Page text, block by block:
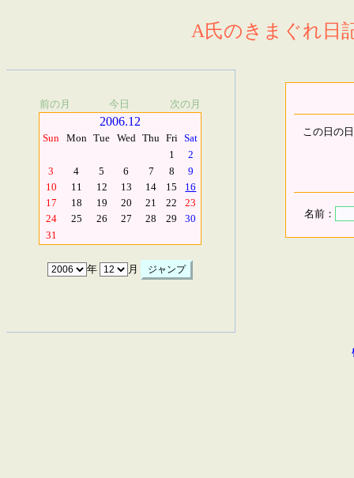
A氏のきまぐれ日
前の月 今日 次の月
2006.12
Sun Mon Tue Wed Thu Fri Sat
1
2
3
4 5 6 7 8
9
10
11 12 13 14 15
16
17
18 19 20 21 22
23
24
25 26 27 28 29
30
31
年 月
この日の
名前：